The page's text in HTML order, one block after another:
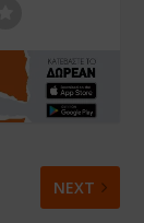
NEXT